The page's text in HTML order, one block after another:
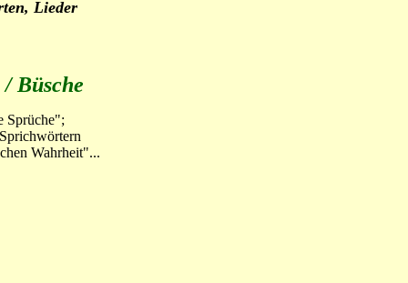
Lieder
Büsche
Sprüche";
Wahrheit"...